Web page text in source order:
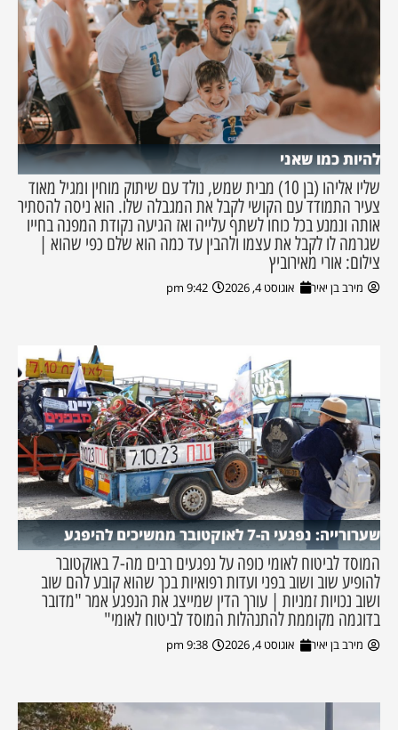
להיות כמו שאני
שליו אליהו (בן 10) מבית שמש, נולד עם שיתוק מוחין ומגיל מאוד
צעיר התמודד עם הקושי לקבל את המגבלה שלו. הוא ניסה להסתיר
אותה ונמנע בכל כוחו לשתף עלייה ואז הגיעה נקודת המפנה בחייו
שגרמה לו לקבל את עצמו ולהבין עד כמה הוא שלם כפי שהוא |
צילום: אורי מאירוביץ
מירב בן יאיר אוגוסט 4, 2026 9:42 pm
שערורייה: נפגעי ה-7 לאוקטובר ממשיכים להיפגע
המוסד לביטוח לאומי כופה על נפגעים רבים מה-7 באוקטובר
להופיע שוב ושוב בפני ועדות רפואיות בכך שהוא קובע להם שוב
ושוב נכויות זמניות | עורך הדין שמייצג את הנפגע אמר "מדובר
בדוגמה מקוממת להתנהלות המוסד לביטוח לאומי"
מירב בן יאיר אוגוסט 4, 2026 9:38 pm